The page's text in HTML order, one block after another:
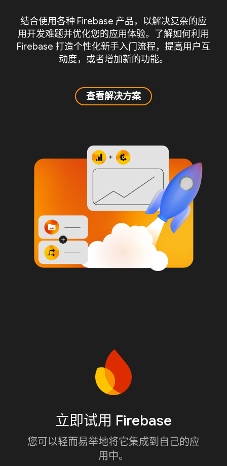
结合使用各种 Firebase 产品，以解决复杂的应
用开发难题并优化您的应用体验。了解如何利用
Firebase 打造个性化新手入门流程，提高用户互
动度，或者增加新的功能。
查看解决方案
立即试用 Firebase
您可以轻而易举地将它集成到自己的应
用中。